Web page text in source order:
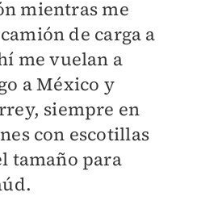
mientras me
de carga a
me vuelan a
a México y
siempre en
con escotillas
tamaño para